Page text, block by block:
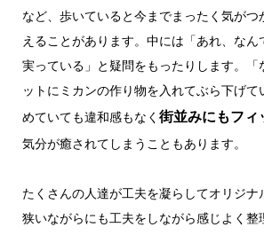
など、歩いていると今までまったく気がつ
えることがあります。中には「あれ、なん
実っている」と疑問をもったりします。「
ットにミカンの作り物を入れてぶら下げて
めていても違和感もなく 街並みにもフィ
気分が癒されてしまうこともあります。
たくさんの人達が工夫を凝らしてオリジナ
狭いながらにも工夫をしながら感じよく整